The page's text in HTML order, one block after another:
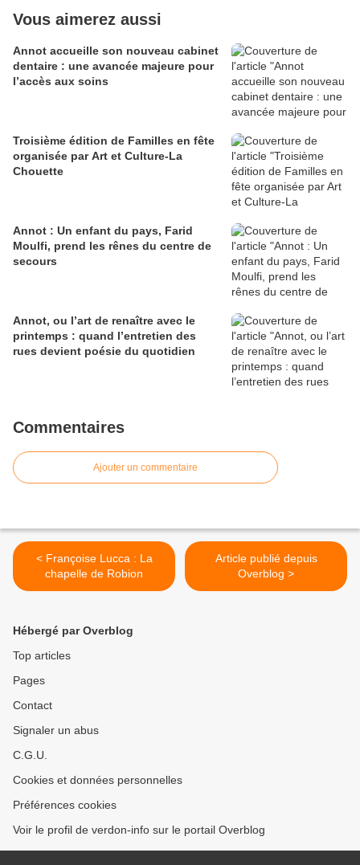
Vous aimerez aussi
Annot accueille son nouveau cabinet
dentaire : une avancée majeure pour
l’accès aux soins
Troisième édition de Familles en fête
organisée par Art et Culture-La
Chouette
Annot : Un enfant du pays, Farid
Moulfi, prend les rênes du centre de
secours
Annot, ou l’art de renaître avec le
printemps : quand l’entretien des
rues devient poésie du quotidien
Commentaires
Ajouter un commentaire
< Françoise Lucca : La
chapelle de Robion
Article publié depuis
Overblog >
Hébergé par Overblog
Top articles
Pages
Contact
Signaler un abus
C.G.U.
Cookies et données personnelles
Préférences cookies
Voir le profil de verdon-info sur le portail Overblog